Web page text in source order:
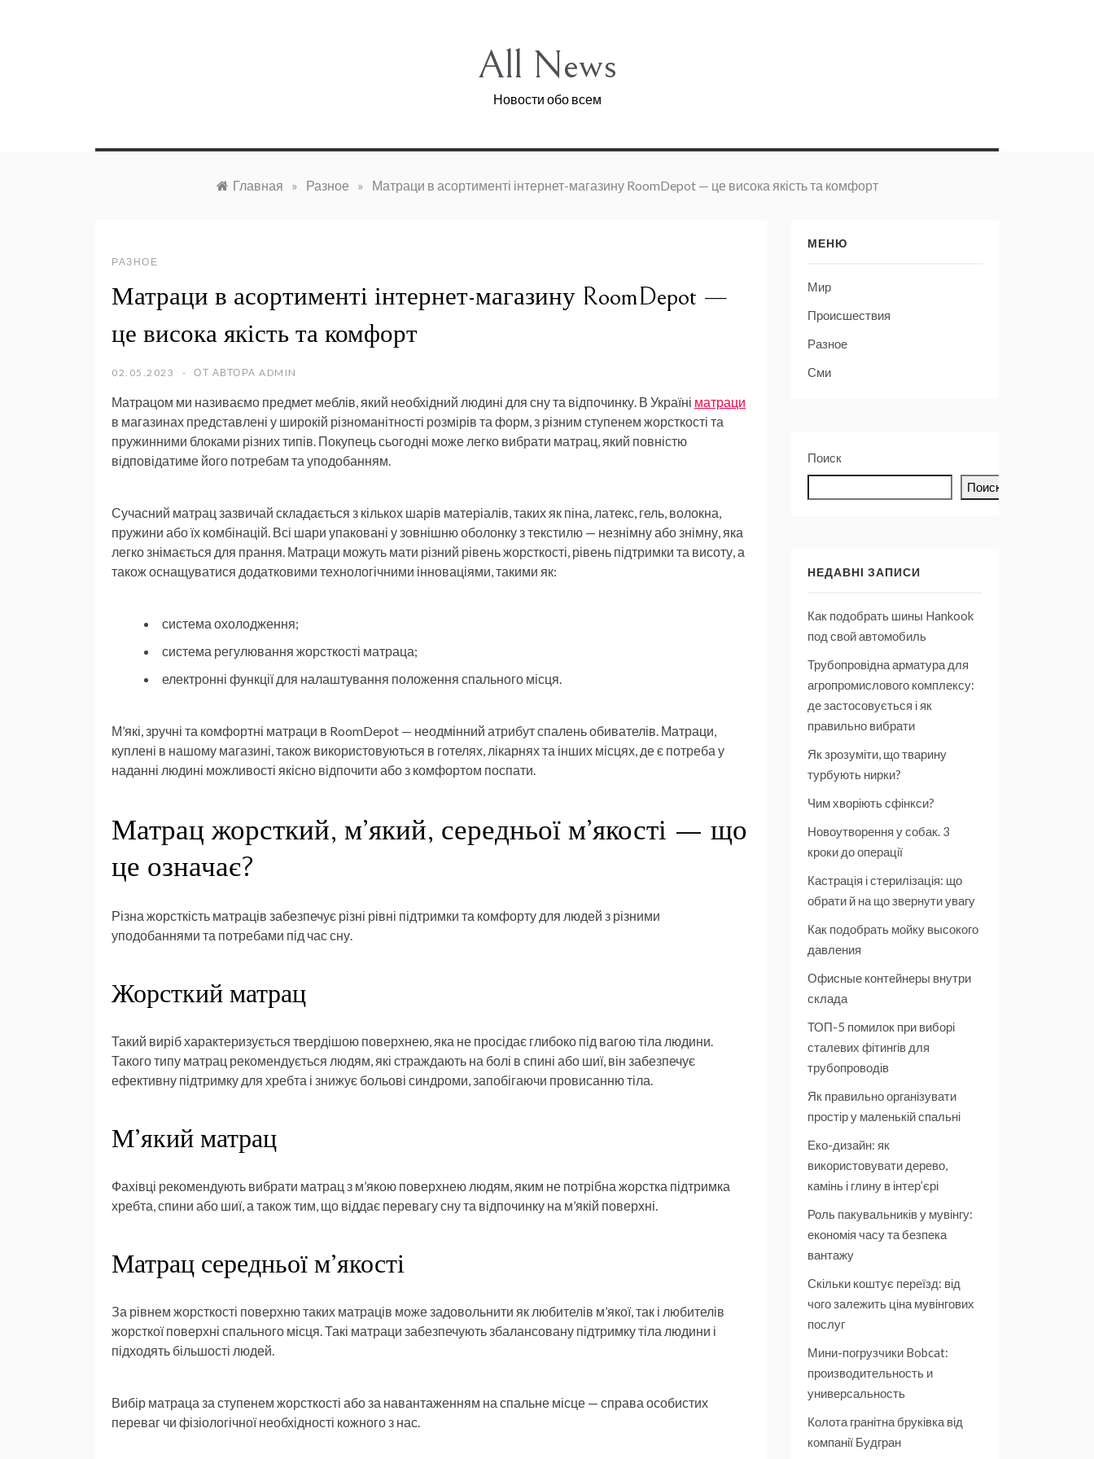
All News
Новости обо всем
Главная » Разное » Матраци в асортименті інтернет-магазину RoomDepot — це висока якість та комфорт
РАЗНОЕ
Матраци в асортименті інтернет-магазину RoomDepot —
це висока якість та комфорт
02.05.2023 ОТ АВТОРА ADMIN
Матрацом ми називаємо предмет меблів, який необхідний людині для сну та відпочинку. В Україні матраци
в магазинах представлені у широкій різноманітності розмірів та форм, з різним ступенем жорсткості та
пружинними блоками різних типів. Покупець сьогодні може легко вибрати матрац, який повністю
відповідатиме його потребам та уподобанням.
Сучасний матрац зазвичай складається з кількох шарів матеріалів, таких як піна, латекс, гель, волокна,
пружини або їх комбінацій. Всі шари упаковані у зовнішню оболонку з текстилю — незнімну або знімну, яка
легко знімається для прання. Матраци можуть мати різний рівень жорсткості, рівень підтримки та висоту, а
також оснащуватися додатковими технологічними інноваціями, такими як:
система охолодження;
система регулювання жорсткості матраца;
електронні функції для налаштування положення спального місця.
М’які, зручні та комфортні матраци в RoomDepot — неодмінний атрибут спалень обивателів. Матраци,
куплені в нашому магазині, також використовуються в готелях, лікарнях та інших місцях, де є потреба у
наданні людині можливості якісно відпочити або з комфортом поспати.
Матрац жорсткий, м’який, середньої м’якості — що
це означає?
Різна жорсткість матраців забезпечує різні рівні підтримки та комфорту для людей з різними
уподобаннями та потребами під час сну.
Жорсткий матрац
Такий виріб характеризується твердішою поверхнею, яка не просідає глибоко під вагою тіла людини.
Такого типу матрац рекомендується людям, які страждають на болі в спині або шиї, він забезпечує
ефективну підтримку для хребта і знижує больові синдроми, запобігаючи провисанню тіла.
М’який матрац
Фахівці рекомендують вибрати матрац з м’якою поверхнею людям, яким не потрібна жорстка підтримка
хребта, спини або шиї, а також тим, що віддає перевагу сну та відпочинку на м’якій поверхні.
Матрац середньої м’якості
За рівнем жорсткості поверхню таких матраців може задовольнити як любителів м’якої, так і любителів
жорсткої поверхні спального місця. Такі матраци забезпечують збалансовану підтримку тіла людини і
підходять більшості людей.
Вибір матраца за ступенем жорсткості або за навантаженням на спальне місце — справа особистих
переваг чи фізіологічної необхідності кожного з нас.
МЕНЮ
Мир
Происшествия
Разное
Сми
Поиск
Поиск
НЕДАВНІ ЗАПИСИ
Как подобрать шины Hankook
под свой автомобиль
Трубопровідна арматура для
агропромислового комплексу:
де застосовується і як
правильно вибрати
Як зрозуміти, що тварину
турбують нирки?
Чим хворіють сфінкси?
Новоутворення у собак. 3
кроки до операції
Кастрація і стерилізація: що
обрати й на що звернути увагу
Как подобрать мойку высокого
давления
Офисные контейнеры внутри
склада
ТОП-5 помилок при виборі
сталевих фітингів для
трубопроводів
Як правильно організувати
простір у маленькій спальні
Еко-дизайн: як
використовувати дерево,
камінь і глину в інтер’єрі
Роль пакувальників у мувінгу:
економія часу та безпека
вантажу
Скільки коштує переїзд: від
чого залежить ціна мувінгових
послуг
Мини-погрузчики Bobcat:
производительность и
универсальность
Колота гранітна бруківка від
компанії Будгран